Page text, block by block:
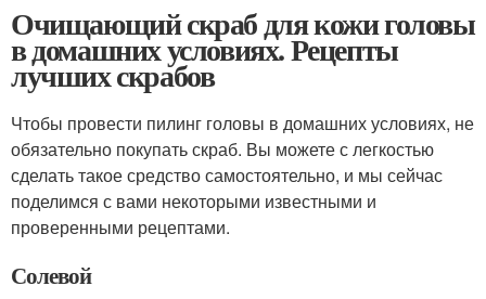
Очищающий скраб для кожи головы
в домашних условиях. Рецепты
лучших скрабов
Чтобы провести пилинг головы в домашних условиях, не
обязательно покупать скраб. Вы можете с легкостью
сделать такое средство самостоятельно, и мы сейчас
поделимся с вами некоторыми известными и
проверенными рецептами.
Солевой